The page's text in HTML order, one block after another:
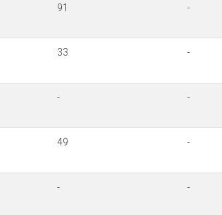
91 -
33 -
- -
49 -
- -